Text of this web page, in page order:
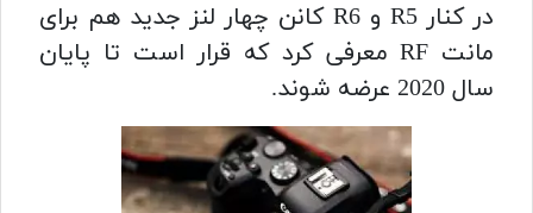
در کنار R5 و R6 کانن چهار لنز جدید هم برای
مانت RF معرفی کرد که قرار است تا پایان
سال 2020 عرضه شوند.